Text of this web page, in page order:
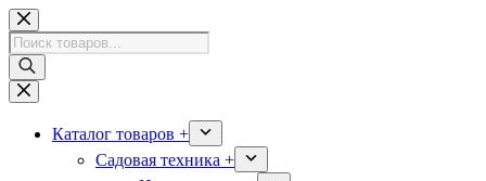
Перейти
к
сути
Поиск
товаров
Каталог товаров +
Садовая техника +